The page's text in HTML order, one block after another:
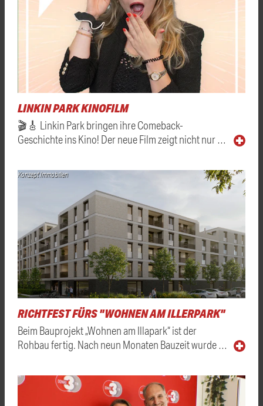
LINKIN PARK KINOFILM
🎬🎸 Linkin Park bringen ihre Comeback-
Geschichte ins Kino! Der neue Film zeigt nicht nur …
Konzept Immobilien
RICHTFEST FÜRS "WOHNEN AM ILLERPARK"
Beim Bauprojekt „Wohnen am Illapark“ ist der
Rohbau fertig. Nach neun Monaten Bauzeit wurde …